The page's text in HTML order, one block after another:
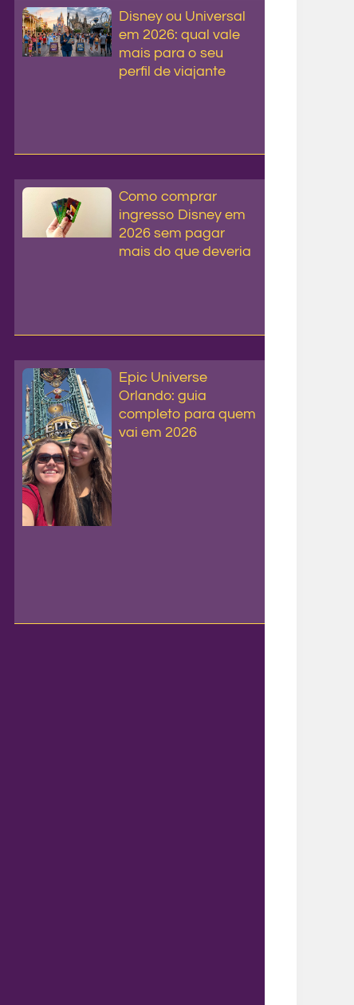
Disney ou Universal
em 2026: qual vale
mais para o seu
perfil de viajante
Como comprar
ingresso Disney em
2026 sem pagar
mais do que deveria
Epic Universe
Orlando: guia
completo para quem
vai em 2026